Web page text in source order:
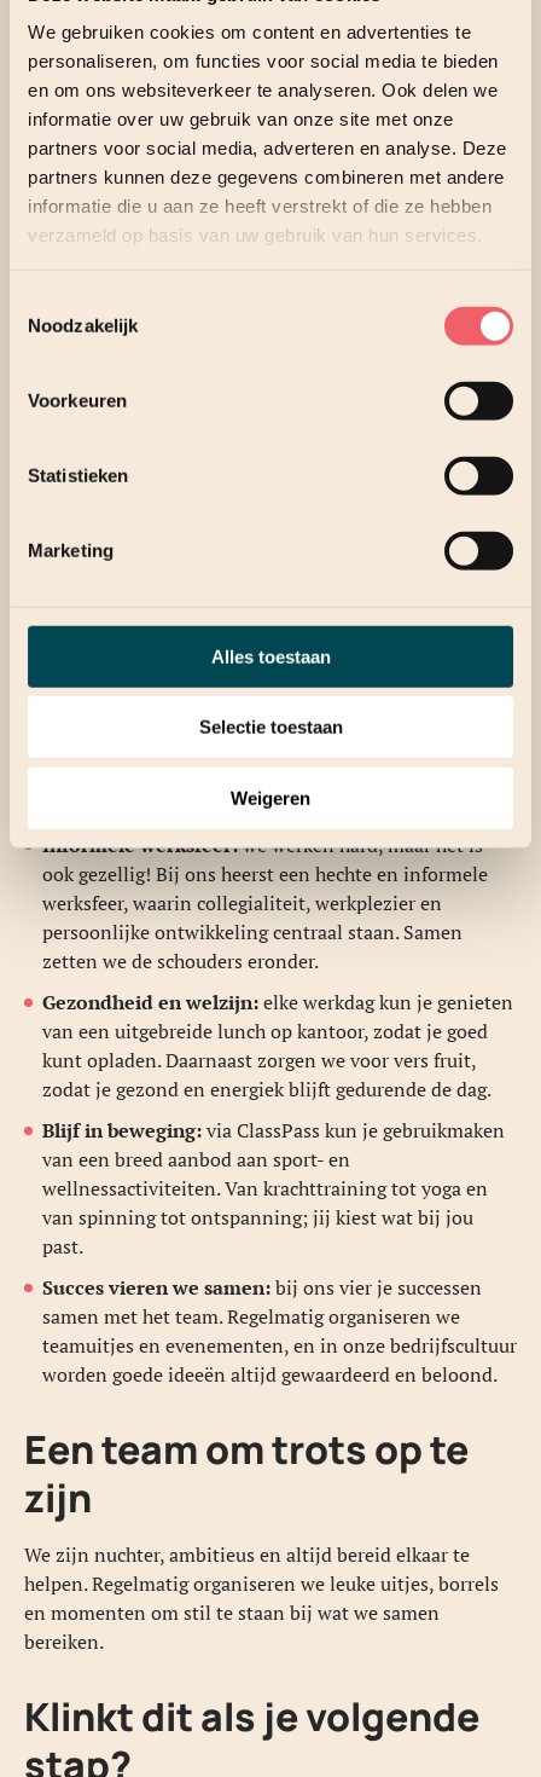
We gebruiken cookies om content en advertenties te
personaliseren, om functies voor social media te bieden
en om ons websiteverkeer te analyseren. Ook delen we
informatie over uw gebruik van onze site met onze
partners voor social media, adverteren en analyse. Deze
partners kunnen deze gegevens combineren met andere
informatie die u aan ze heeft verstrekt of die ze hebben
verzameld op basis van uw gebruik van hun services.
Noodzakelijk
Voorkeuren
Statistieken
Marketing
Alles toestaan
Selectie toestaan
Weigeren
Wat bieden wij jou?
Een functie met impact
Je speelt een belangrijke rol in het realiseren van
stabiele, veilige en toekomstbestendige
netwerkomgevingen voor onze klanten.
26 vakantiedagen per jaar
en een extra vrije dag op
zijn volop kansen voor trainingen, opleidingen en
kunt blijven ontwikkelen.
mogelijkheid om hybride te werken, vanuit huis of bij
Informele werksfeer:we werken hard, maar het is
ook gezellig! Bij ons heerst een hechte en informele
werksfeer, waarin collegialiteit, werkplezier en
persoonlijke ontwikkeling centraal staan. Samen
zetten we de schouders eronder.
Gezondheid en welzijn:elke werkdag kun je genieten
van een uitgebreide lunch op kantoor, zodat je goed
kunt opladen. Daarnaast zorgen we voor vers fruit,
zodat je gezond en energiek blijft gedurende de dag.
Blijf in beweging:via ClassPass kun je gebruikmaken
van een breed aanbod aan sport- en
wellnessactiviteiten. Van krachttraining tot yoga en
van spinning tot ontspanning; jij kiest wat bij jou
past.
Succes vieren we samen:bij ons vier je successen
samen met het team. Regelmatig organiseren we
teamuitjes en evenementen, en in onze bedrijfscultuur
worden goede ideeën altijd gewaardeerd en beloond.
Een team om trots op te
zijn
We zijn nuchter, ambitieus en altijd bereid elkaar te
helpen. Regelmatig organiseren we leuke uitjes, borrels
en momenten om stil te staan bij wat we samen
bereiken.
Klinkt dit als je volgende
stap?